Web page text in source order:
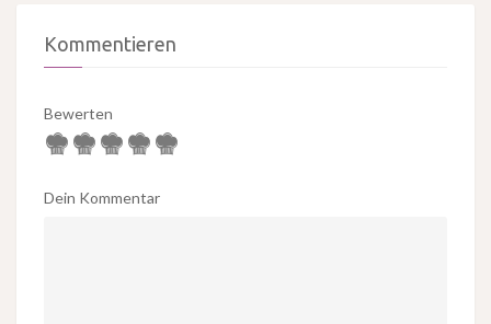
Kommentieren
Bewerten
Dein Kommentar